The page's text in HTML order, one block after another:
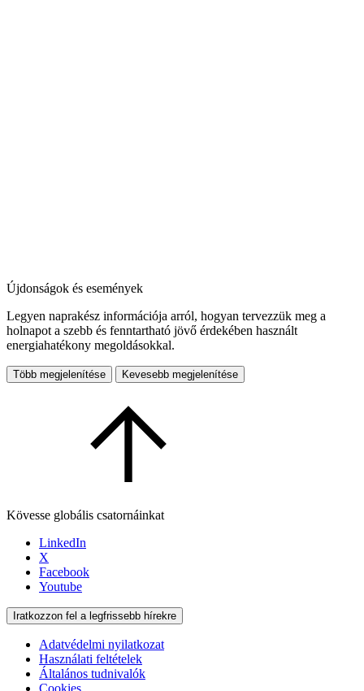
Újdonságok és események
Legyen naprakész információja arról, hogyan tervezzük meg a
holnapot a szebb és fenntartható jövő érdekében használt
energiahatékony megoldásokkal.
Több megjelenítése Kevesebb megjelenítése
Kövesse globális csatornáinkat
LinkedIn
X
Facebook
Youtube
Iratkozzon fel a legfrissebb hírekre
Adatvédelmi nyilatkozat
Használati feltételek
Általános tudnivalók
Cookies